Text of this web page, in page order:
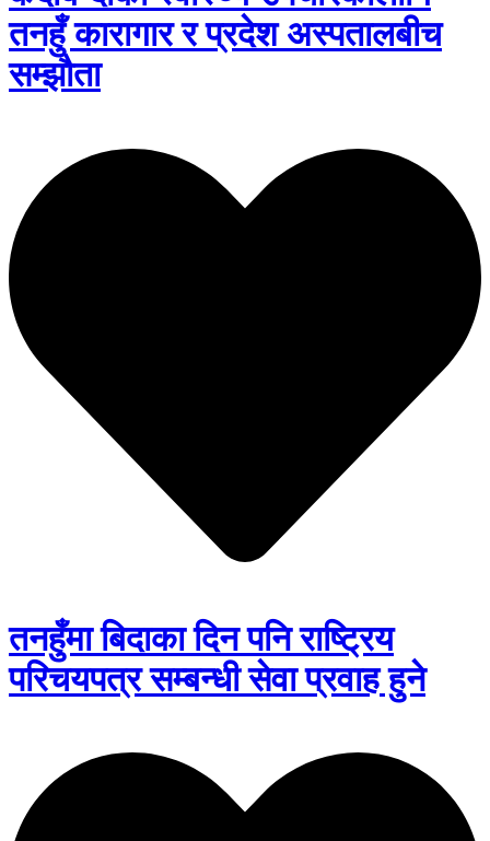
तनहुँ कारागार र प्रदेश अस्पतालबीच
सम्झौता
तनहुँमा बिदाका दिन पनि राष्ट्रिय
परिचयपत्र सम्बन्धी सेवा प्रवाह हुने